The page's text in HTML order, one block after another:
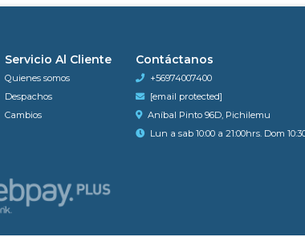
Servicio Al Cliente
Quienes somos
Despachos
Cambios
Contáctanos
+56974007400
[email protected]
Aníbal Pinto 96D, Pichilemu
Lun a sab 10:00 a 21:00hrs. Dom